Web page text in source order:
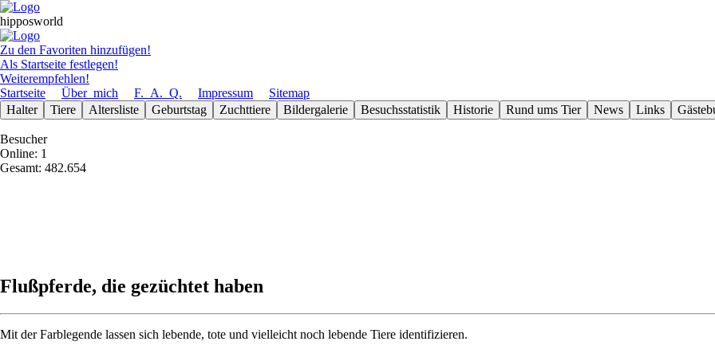
hipposworld
Zu den Favoriten hinzufügen!
Als Startseite festlegen!
Weiterempfehlen!
Startseite
Über_mich F._A._Q. Impressum
Sitemap
Halter
Tiere Altersliste Geburts­tag Zuchttiere Bilder­galerie Besuchs­statistik Historie Rund ums Tier News Links
Besucher
Online: 1
Gesamt: 482.654
Flußpferde, die gezüchtet haben
Mit der Farblegende lassen sich lebende, tote und vielleicht noch lebende Tiere identifizieren.